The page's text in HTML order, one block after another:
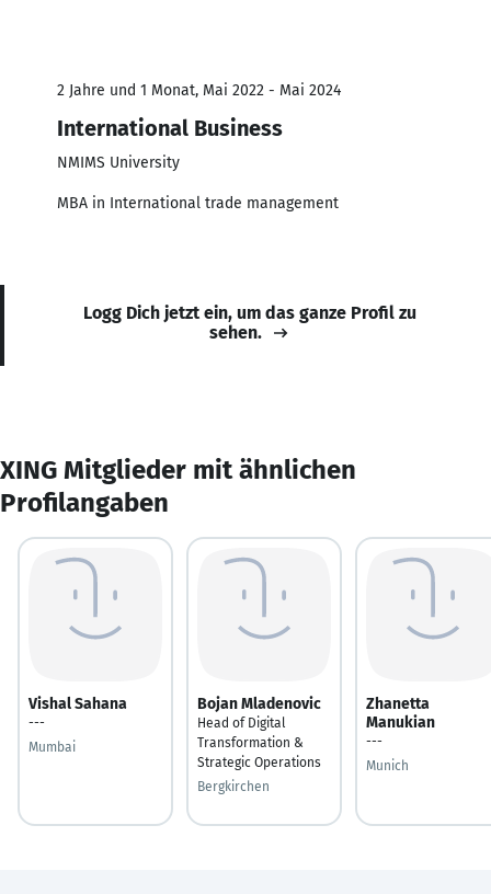
2 Jahre und 1 Monat, Mai 2022 - Mai 2024
International Business
NMIMS University
MBA in International trade management
Logg Dich jetzt ein, um das ganze Profil zu
sehen.
XING Mitglieder mit ähnlichen
Profilangaben
Vishal Sahana
---
Mumbai
Bojan Mladenovic
Head of Digital
Transformation &
Strategic Operations
Bergkirchen
Zhanetta
Manukian
---
Munich